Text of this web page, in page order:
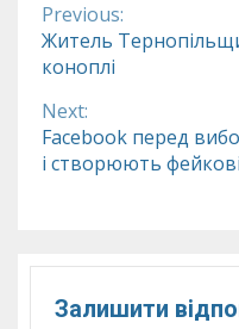
Continue
Reading
Previous:
Житель
коноплі
Next:
Facebook перед
і створюють
Залишити